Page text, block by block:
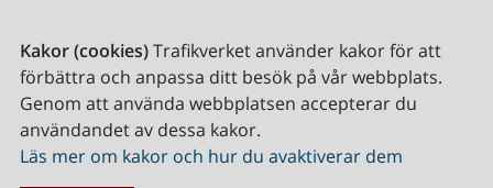
Kakor (cookies)Trafikverket använder kakor för att
förbättra och anpassa ditt besök på vår webbplats.
Genom att använda webbplatsen accepterar du
användandet av dessa kakor.
Läs mer om kakor och hur du avaktiverar dem